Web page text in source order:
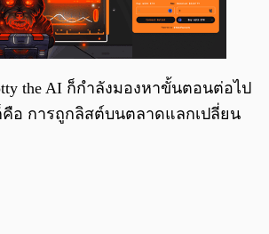
the AI ก็กำลังมองหาขั้นตอนต่อไป
คือ การถูกลิสต์บนตลาดแลกเปลี่ยน